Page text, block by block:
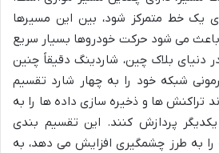
یک خط متمرکز شود، بین این مسیرها
می شود حرکت خودروها بسیار سریع
دنیای بلاک چین، شاردینگ دقیقاً چنین
شبکه خود را به چهار شارد تقسیم
تراکنش ها و ذخیره سازی داده ها را به
پردازش کنند. این تقسیم بندی
به طرز چشمگیری افزایش می دهد، به